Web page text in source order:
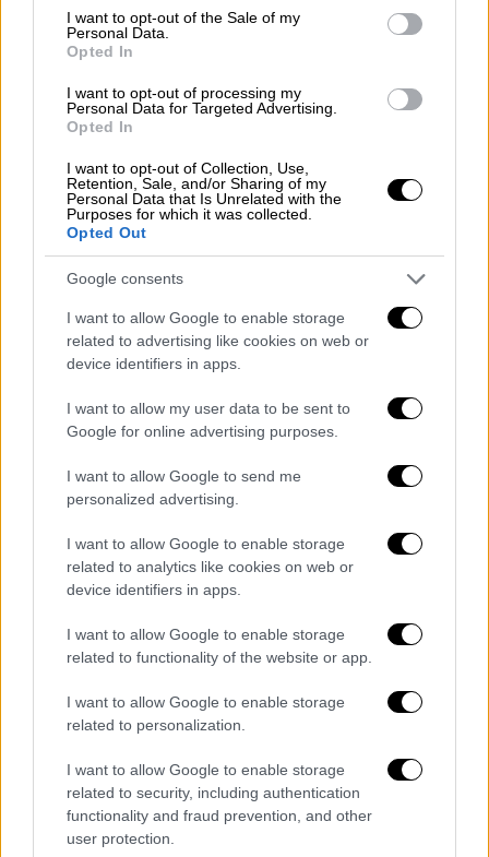
consent section.
I want to opt-out of the Sale of my
Personal Data.
Opted In
I want to opt-out of processing my
Personal Data for Targeted Advertising.
Opted In
I want to opt-out of Collection, Use,
Retention, Sale, and/or Sharing of my
Personal Data that Is Unrelated with the
Purposes for which it was collected.
Opted Out
Google consents
I want to allow Google to enable storage
related to advertising like cookies on web or
device identifiers in apps.
I want to allow my user data to be sent to
Google for online advertising purposes.
I want to allow Google to send me
personalized advertising.
I want to allow Google to enable storage
related to analytics like cookies on web or
device identifiers in apps.
I want to allow Google to enable storage
related to functionality of the website or app.
I want to allow Google to enable storage
related to personalization.
I want to allow Google to enable storage
related to security, including authentication
functionality and fraud prevention, and other
user protection.
στο E/Γ-O/Γ EUROFERRY OLYMPIA.
Συνεχίζονται οι ενέργειες έρευνας
και διάσωσης.
— Πυροσβεστικό Σώμα
(@pyrosvestiki)February 20, 2022
ΔΙΑΒΑΣΤΕ ΕΠΙΣΗΣ
Ελλάδα|20.02.2022 18:51
Euroferry Olympia: Φωτογραφίες από
την επιχείρηση ανάσυρσης του
νεκρού οδηγού
Πολιτική| 20.02.2022 18:28
εξηγεί τι εννοούσε με τη φράση «αν
δεν υπήρχε Αριστερά»
Ελλάδα|20.02.2022 17:39
Euroferry Olympia: Νεκρός
εντοπίστηκε ένας από τους
αγνοούμενους
Κόσμος|20.02.2022 17:57
Μπλίνκεν για Ουκρανία: O κόσμος
βρίσκεται στο κατώφλι μιας
ρωσικής εισβολής - Έτοιμος να
συναντηθεί με Πούτιν ο Μπάιντεν